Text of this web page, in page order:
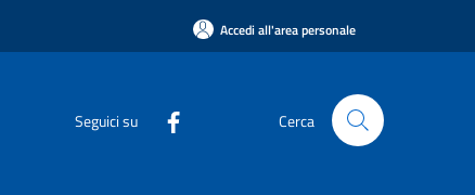
Accedi all'area personale
Seguici su Cerca